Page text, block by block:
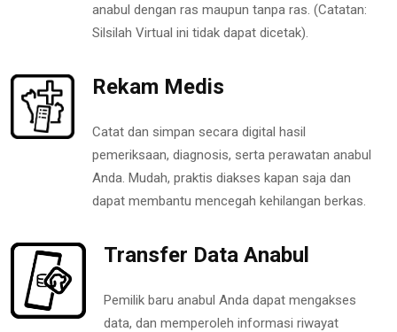
anabul dengan ras maupun tanpa ras. (Catatan:
Silsilah Virtual ini tidak dapat dicetak).
Rekam Medis
Catat dan simpan secara digital hasil
pemeriksaan, diagnosis, serta perawatan anabul
Anda. Mudah, praktis diakses kapan saja dan
dapat membantu mencegah kehilangan berkas.
Transfer Data Anabul
Pemilik baru anabul Anda dapat mengakses
data, dan memperoleh informasi riwayat